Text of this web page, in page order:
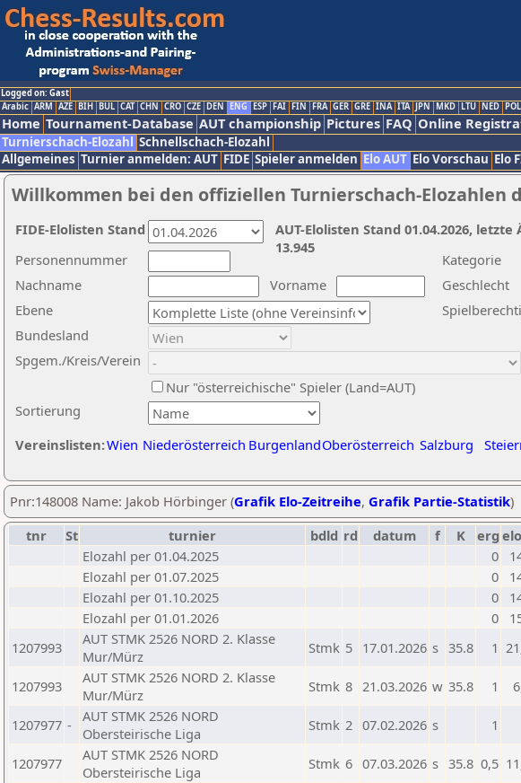
Logged on: Gast
Arabic ARM AZE BIH BUL CAT CHN CRO CZE DEN ENG ESP FAI FIN FRA GER GRE INA ITA JPN MKD LTU NED POL
Home Tournament-Database AUT championship Pictures FAQ Online
Turnierschach-Elozahl Schnellschach-Elozahl
Allgemeines Turnier anmelden: AUT FIDE Spieler anmelden Elo AUT Elo Vorschau Elo
Willkommen bei den offiziellen Turnierschach-Elozahlen
Nachname
Vorname
Ebene
Kategorie
Sortierung
Personennummer
Bundesland
Spgem./Kreis/Verein
Geschlecht
Nur "österreichische" Spieler (Land=AUT)
Vereinslisten:Wien Niederösterreich BurgenlandOberösterreich Salzburg
AUT-Elolisten Stand 01.04.2026,
13.945
FIDE-Elolisten Stand
Pnr:148008 Name: Jakob Hörbinger (Grafik Elo-Zeitreihe, Grafik Partie-Statistik)
tnr
St turnier bdld rd datum f K erg
Elozahl per 01.04.2025
0
Elozahl per 01.07.2025
0
Elozahl per 01.10.2025
0
Elozahl per 01.01.2026
0
1207993
AUT STMK 2526 NORD 2. Klasse
Mur/Mürz
Stmk 5 17.01.2026 s 35.8 1
1207993
AUT STMK 2526 NORD 2. Klasse
Mur/Mürz
Stmk 8 21.03.2026 w 35.8 1
1207977 -
AUT STMK 2526 NORD
Obersteirische Liga
Stmk 2 07.02.2026 s 1
1207977
AUT STMK 2526 NORD
Obersteirische Liga
Stmk 6 07.03.2026 s 35.8 0,5